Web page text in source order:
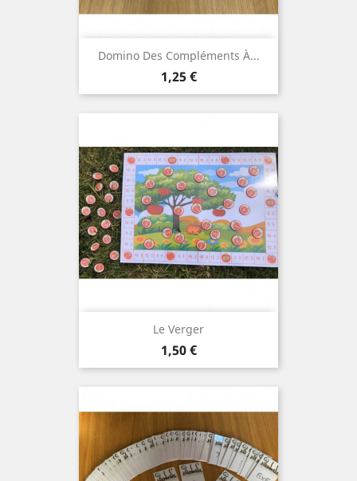
Domino Des Compléments À...
Prix
1,25 €
Le Verger
Prix
1,50 €